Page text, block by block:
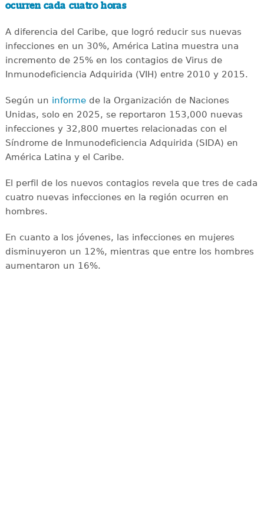
ocurren cada cuatro horas
A diferencia del Caribe, que logró reducir sus nuevas
infecciones en un 30%, América Latina muestra una
incremento de 25% en los contagios de Virus de
Inmunodeficiencia Adquirida (VIH) entre 2010 y 2015.
Según un informede la Organización de Naciones
Unidas, solo en 2025, se reportaron 153,000 nuevas
infecciones y 32,800 muertes relacionadas con el
Síndrome de Inmunodeficiencia Adquirida (SIDA) en
América Latina y el Caribe.
El perfil de los nuevos contagios revela que tres de cada
cuatro nuevas infecciones en la región ocurren en
hombres.
En cuanto a los jóvenes, las infecciones en mujeres
disminuyeron un 12%, mientras que entre los hombres
aumentaron un 16%.